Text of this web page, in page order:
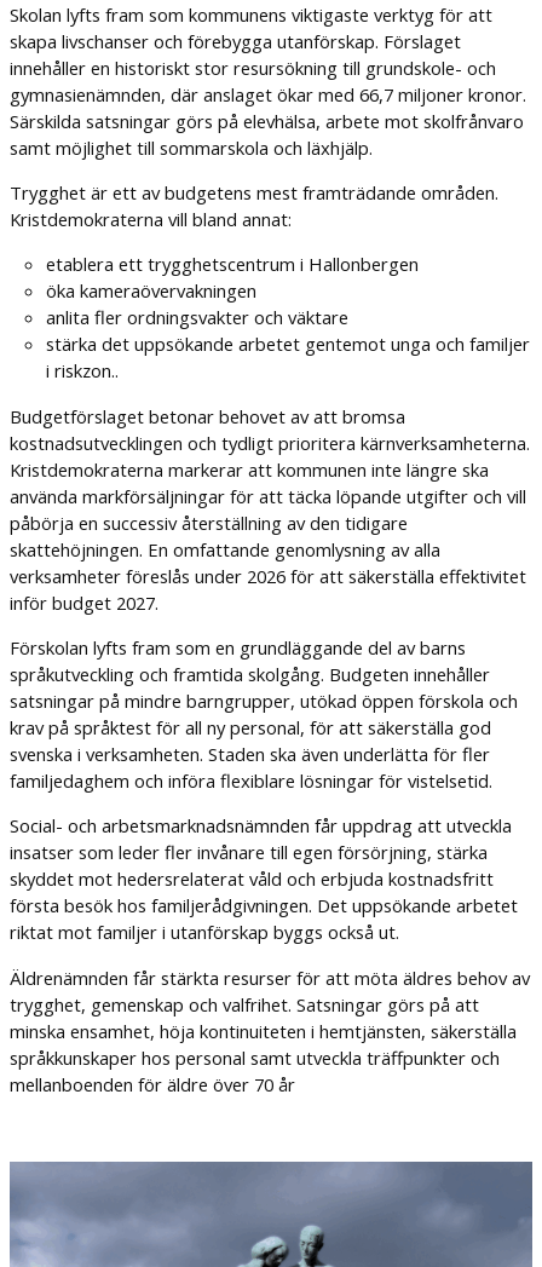
Skolan lyfts fram som kommunens viktigaste verktyg för att
skapa livschanser och förebygga utanförskap. Förslaget
innehåller en historiskt stor resursökning till grundskole- och
gymnasienämnden, där anslaget ökar med 66,7 miljoner kronor.
Särskilda satsningar görs på elevhälsa, arbete mot skolfrånvaro
samt möjlighet till sommarskola och läxhjälp.
Trygghet är ett av budgetens mest framträdande områden.
Kristdemokraterna vill bland annat:
etablera ett trygghetscentrum i Hallonbergen
öka kameraövervakningen
anlita fler ordningsvakter och väktare
stärka det uppsökande arbetet gentemot unga och familjer
i riskzon..
Budgetförslaget betonar behovet av att bromsa
kostnadsutvecklingen och tydligt prioritera kärnverksamheterna.
Kristdemokraterna markerar att kommunen inte längre ska
använda markförsäljningar för att täcka löpande utgifter och vill
påbörja en successiv återställning av den tidigare
skattehöjningen. En omfattande genomlysning av alla
verksamheter föreslås under 2026 för att säkerställa effektivitet
inför budget 2027.
Förskolan lyfts fram som en grundläggande del av barns
språkutveckling och framtida skolgång. Budgeten innehåller
satsningar på mindre barngrupper, utökad öppen förskola och
krav på språktest för all ny personal, för att säkerställa god
svenska i verksamheten. Staden ska även underlätta för fler
familjedaghem och införa flexiblare lösningar för vistelsetid.
Social- och arbetsmarknadsnämnden får uppdrag att utveckla
insatser som leder fler invånare till egen försörjning, stärka
skyddet mot hedersrelaterat våld och erbjuda kostnadsfritt
första besök hos familjerådgivningen. Det uppsökande arbetet
riktat mot familjer i utanförskap byggs också ut.
Äldrenämnden får stärkta resurser för att möta äldres behov av
trygghet, gemenskap och valfrihet. Satsningar görs på att
minska ensamhet, höja kontinuiteten i hemtjänsten, säkerställa
språkkunskaper hos personal samt utveckla träffpunkter och
mellanboenden för äldre över 70 år